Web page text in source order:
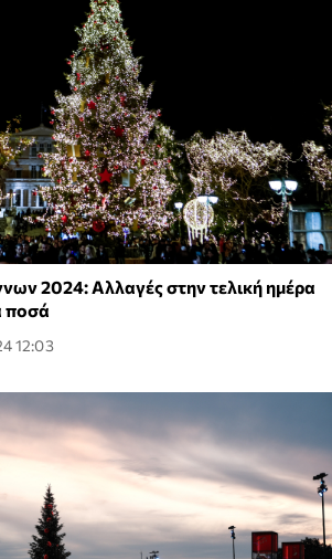
2024: Αλλαγές στην τελική ημέρα
ποσά
12:03